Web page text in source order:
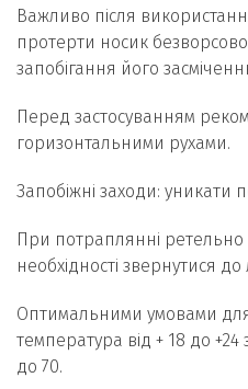
Важливо після
протерти носик
запобігання його
Перед застосуванням
горизонтальними рухами.
Запобіжні заходи: уникати
При потраплянні
необхідності звернутися до
Оптимальними умовами
температура від + 18 до +24
до 70.